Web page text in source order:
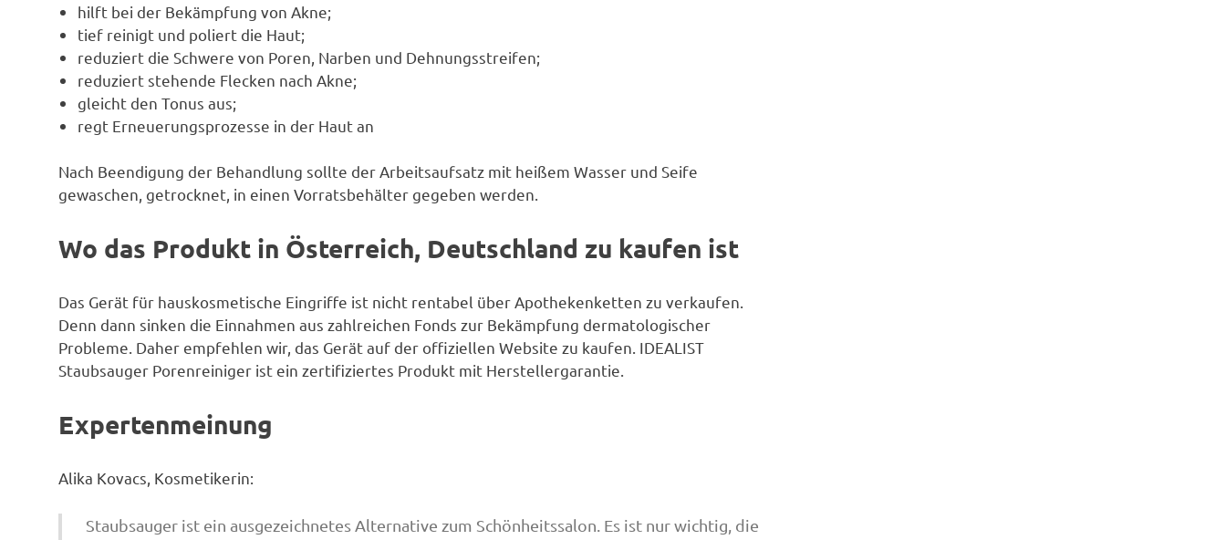
hilft bei der Bekämpfung von Akne;
tief reinigt und poliert die Haut;
reduziert die Schwere von Poren, Narben und Dehnungsstreifen;
reduziert stehende Flecken nach Akne;
gleicht den Tonus aus;
regt Erneuerungsprozesse in der Haut an
Nach Beendigung der Behandlung sollte der Arbeitsaufsatz mit heißem Wasser und Seife
gewaschen, getrocknet, in einen Vorratsbehälter gegeben werden.
Wo das Produkt in Österreich, Deutschland zu kaufen ist
Das Gerät für hauskosmetische Eingriffe ist nicht rentabel über Apothekenketten zu verkaufen.
Denn dann sinken die Einnahmen aus zahlreichen Fonds zur Bekämpfung dermatologischer
Probleme. Daher empfehlen wir, das Gerät auf der offiziellen Website zu kaufen. IDEALIST
Staubsauger Porenreiniger ist ein zertifiziertes Produkt mit Herstellergarantie.
Expertenmeinung
Alika Kovacs, Kosmetikerin:
Staubsauger ist ein ausgezeichnetes Alternative zum Schönheitssalon. Es ist nur wichtig, die